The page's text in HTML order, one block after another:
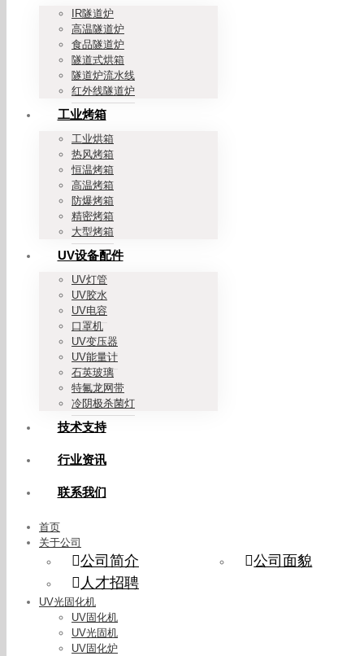
IR隧道炉
高温隧道炉
食品隧道炉
隧道式烘箱
隧道炉流水线
红外线隧道炉
工业烤箱
工业烘箱
热风烤箱
恒温烤箱
高温烤箱
防爆烤箱
精密烤箱
大型烤箱
UV设备配件
UV灯管
UV胶水
UV电容
口罩机
UV变压器
UV能量计
石英玻璃
特氟龙网带
冷阴极杀菌灯
技术支持
行业资讯
联系我们
首页
关于公司
公司简介
公司面貌
人才招聘
UV光固化机
UV固化机
UV光固机
UV固化炉